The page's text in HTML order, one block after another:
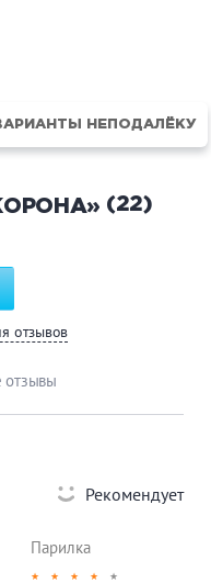
НЕПОДАЛЁКУ
(22)
отзывов
отзывы
Рекомендует
Парилка
★ ★ ★ ★ ★